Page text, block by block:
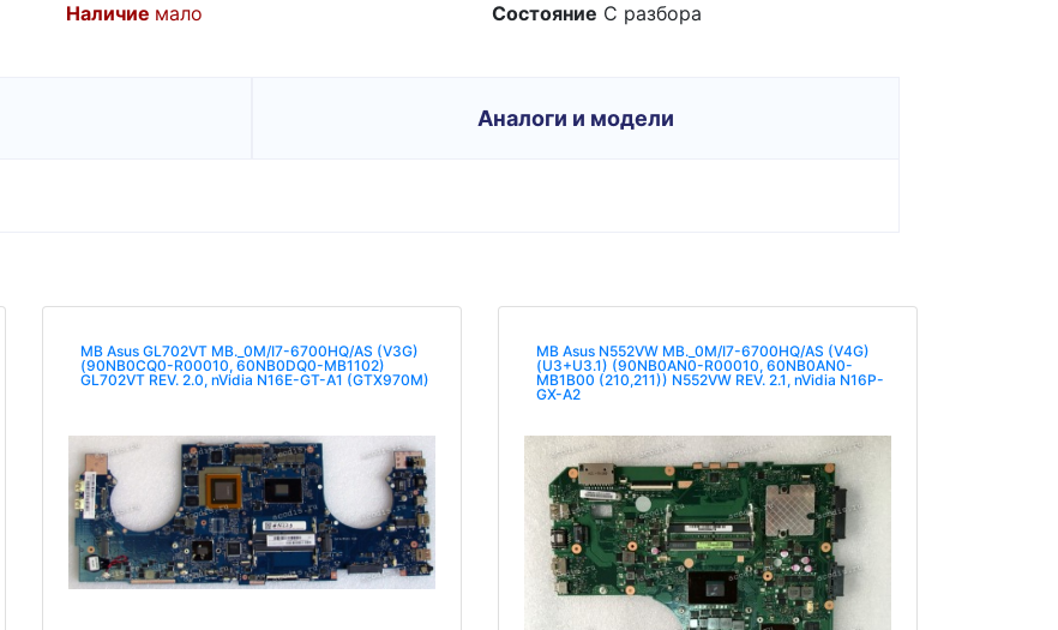
Наличие мало Состояние C разбора
Аналоги и модели
MB Asus GL702VT MB._0M/I7-6700HQ/AS (V3G)
(90NB0CQ0-R00010, 60NB0DQ0-MB1102)
GL702VT REV. 2.0, nVidia N16E-GT-A1 (GTX970M)
MB Asus N552VW MB._0M/I7-6700HQ/AS (V4G)
(U3+U3.1) (90NB0AN0-R00010, 60NB0AN0-
MB1B00 (210,211)) N552VW REV. 2.1, nVidia N16P-
GX-A2